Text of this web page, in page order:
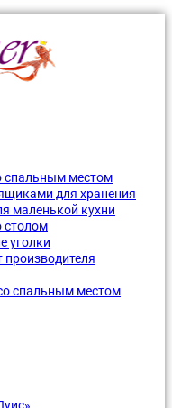
спальным местом
для хранения
маленькой кухни
столом
уголки
производителя
спальным местом